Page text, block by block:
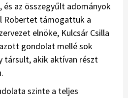
és az összegyűlt adományok
Robertet támogattuk a
elnöke, Kulcsár Csilla
gondolat mellé sok
társult, akik aktívan részt
szinte a teljes